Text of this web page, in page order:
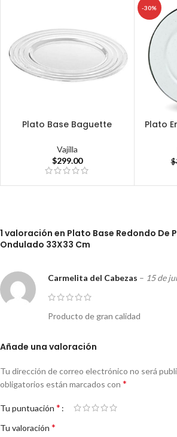
Plato Base Baguette
Vajilla
$299.00
-30%
Plato
$
1 valoración en Plato Base Redondo De
Ondulado 33X33 Cm
Carmelita del Cabezas – 15 de
Producto de gran calidad
Añade una valoración
Tu dirección de correo electrónico no será
obligatorios están marcados con *
Tu puntuación *
Tu valoración *